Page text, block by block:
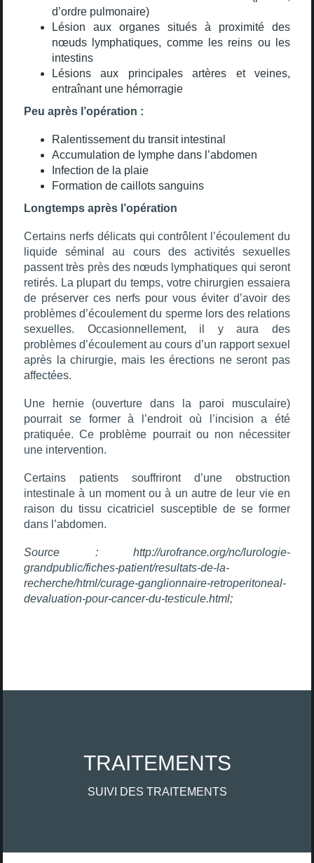
d’ordre pulmonaire)
Lésion aux organes situés à proximité des
nœuds lymphatiques, comme les reins ou les
intestins
Lésions aux principales artères et veines,
entraînant une hémorragie
Peu après l’opération :
Ralentissement du transit intestinal
Accumulation de lymphe dans l’abdomen
Infection de la plaie
Formation de caillots sanguins
Longtemps après l’opération
Certains nerfs délicats qui contrôlent l’écoulement du
liquide séminal au cours des activités sexuelles
passent très près des nœuds lymphatiques qui seront
retirés. La plupart du temps, votre chirurgien essaiera
de préserver ces nerfs pour vous éviter d’avoir des
problèmes d’écoulement du sperme lors des relations
sexuelles. Occasionnellement, il y aura des
problèmes d’écoulement au cours d’un rapport sexuel
après la chirurgie, mais les érections ne seront pas
affectées.
Une hernie (ouverture dans la paroi musculaire)
pourrait se former à l’endroit où l’incision a été
pratiquée. Ce problème pourrait ou non nécessiter
une intervention.
Certains patients souffriront d’une obstruction
intestinale à un moment ou à un autre de leur vie en
raison du tissu cicatriciel susceptible de se former
dans l’abdomen.
Source : http://urofrance.org/nc/lurologie-
grandpublic/fiches-patient/resultats-de-la-
recherche/html/curage-ganglionnaire-retroperitoneal-
devaluation-pour-cancer-du-testicule.html;
TRAITEMENTS
SUIVI DES TRAITEMENTS